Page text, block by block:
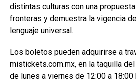
distintas culturas con una
fronteras y demuestra la vigencia
lenguaje universal.
Los boletos pueden adquirirse a
mistickets.com.mx, en la taquilla
de lunes a viernes de 12:00 a 18:00